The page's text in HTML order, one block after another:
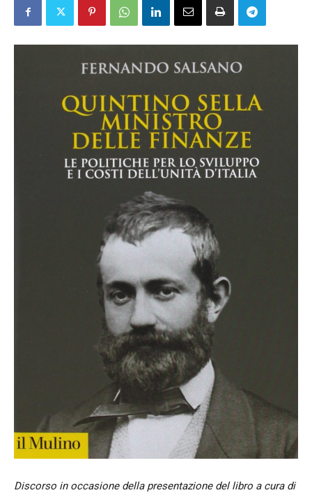
Discorso in occasione della presentazione del libro a cura di